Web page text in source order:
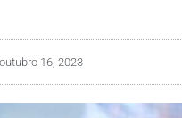
outubro 16, 2023